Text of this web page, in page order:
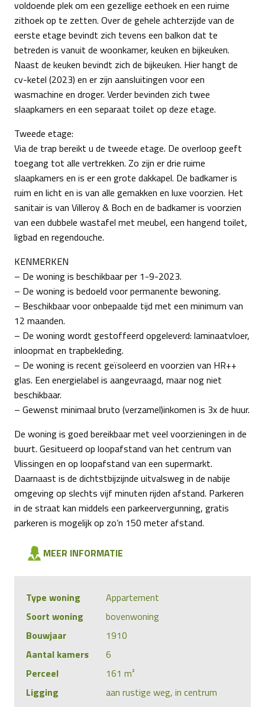
voldoende plek om een gezellige eethoek en een ruime
zithoek op te zetten. Over de gehele achterzijde van de
eerste etage bevindt zich tevens een balkon dat te
betreden is vanuit de woonkamer, keuken en bijkeuken.
Naast de keuken bevindt zich de bijkeuken. Hier hangt de
cv-ketel (2023) en er zijn aansluitingen voor een
wasmachine en droger. Verder bevinden zich twee
slaapkamers en een separaat toilet op deze etage.
Tweede etage:
Via de trap bereikt u de tweede etage. De overloop geeft
toegang tot alle vertrekken. Zo zijn er drie ruime
slaapkamers en is er een grote dakkapel. De badkamer is
ruim en licht en is van alle gemakken en luxe voorzien. Het
sanitair is van Villeroy & Boch en de badkamer is voorzien
van een dubbele wastafel met meubel, een hangend toilet,
ligbad en regendouche.
KENMERKEN
– De woning is beschikbaar per 1-9-2023.
– De woning is bedoeld voor permanente bewoning.
– Beschikbaar voor onbepaalde tijd met een minimum van
12 maanden.
– De woning wordt gestoffeerd opgeleverd: laminaatvloer,
inloopmat en trapbekleding.
– De woning is recent geïsoleerd en voorzien van HR++
glas. Een energielabel is aangevraagd, maar nog niet
beschikbaar.
– Gewenst minimaal bruto (verzamel)inkomen is 3x de huur.
De woning is goed bereikbaar met veel voorzieningen in de
buurt. Gesitueerd op loopafstand van het centrum van
Vlissingen en op loopafstand van een supermarkt.
Daarnaast is de dichtstbijzijnde uitvalsweg in de nabije
omgeving op slechts vijf minuten rijden afstand. Parkeren
in de straat kan middels een parkeervergunning, gratis
parkeren is mogelijk op zo’n 150 meter afstand.
MEER INFORMATIE
Type woning
Appartement
Soort woning
bovenwoning
Bouwjaar
1910
Aantal kamers
6
Perceel
161 m²
Ligging
aan rustige weg, in centrum